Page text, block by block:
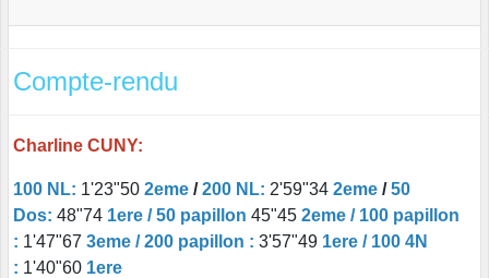
Compte-rendu
Charline CUNY:
100 NL: 1'23"50 2eme /200 NL: 2'59"34 2eme /50
Dos: 48"74 1ere / 50 papillon 45"45 2eme / 100 papillon
: 1'47"67 3eme / 200 papillon : 3'57"49 1ere / 100 4N
: 1'40"60 1ere